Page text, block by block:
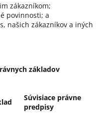
zákazníkom;
povinnosti; a
našich zákazníkov a iných
základov
Súvisiace právne
predpisy